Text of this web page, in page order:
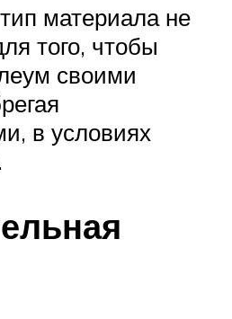
материала не
того, чтобы
своими
в условиях